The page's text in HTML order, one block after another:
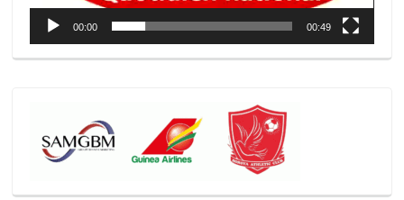
00:00 00:49